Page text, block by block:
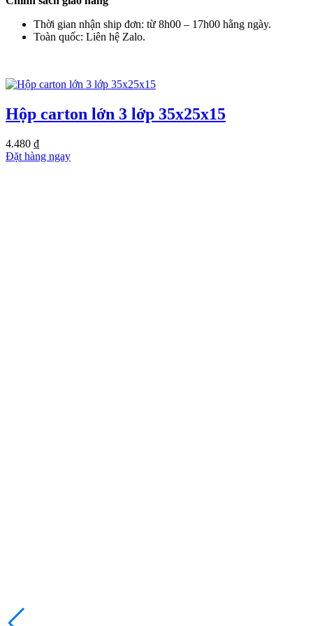
Thời gian nhận ship đơn: từ 8h00 – 17h00 hằng ngày.
Toàn quốc: Liên hệ Zalo.
Hộp carton lớn 3 lớp 35x25x15
4.480 ₫
Đặt hàng ngay